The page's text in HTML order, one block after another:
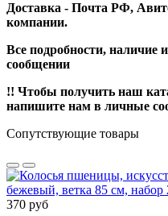
Доставка - Почта РФ,
компании.
Все подробности,
сообщении
!! Чтобы получить наш
напишите нам в личные
Сопутствующие товары
370 руб